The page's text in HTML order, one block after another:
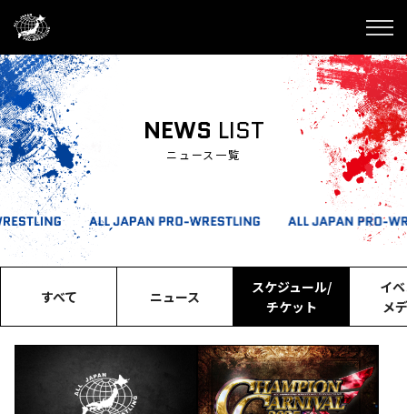
NEWS LIST
ニュース一覧
すべて ニュース
スケジュール/
チケット
イ
メ